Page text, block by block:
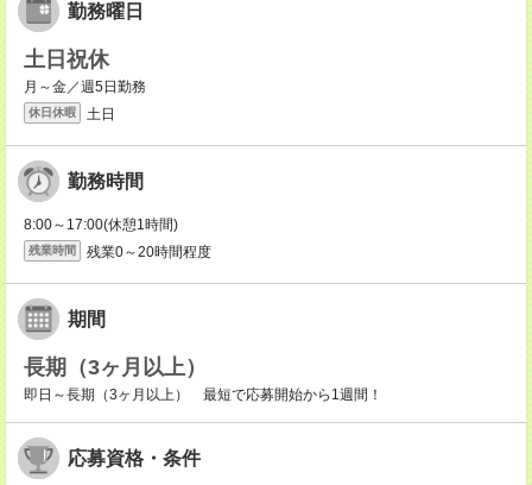
勤務曜日
土日祝休
月～金／週5日勤務
休日休暇 土日
勤務時間
8:00～17:00(休憩1時間)
残業時間 残業0～20時間程度
期間
長期（3ヶ月以上）
即日～長期（3ヶ月以上） 最短で応募開始から1週間！
応募資格・条件